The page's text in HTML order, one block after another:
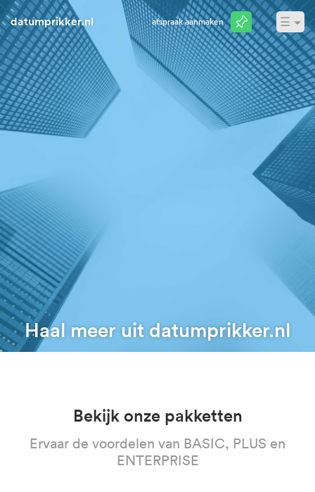
datumprikker.nl
Afspraak aanmaken
Inloggen
☰
Haal meer uit datumprikker.nl
Bekijk onze pakketten
Ervaar de voordelen van BASIC, PLUS en
ENTERPRISE